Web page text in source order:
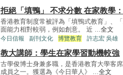
拒絕「填鴨」 不求分數 在家教學
香港教育制度常被評為「填鴨式教育」、
面能力相對較弱，例如創意。 近 ...全文
今日信報 副刊文化 博覽教育 許志宏 吳雄
教大講師：學生在家學習動機較強
古學俊博士身兼多職，是香港教育大學客
成員之一。獲選為《今日華人》 ...全文